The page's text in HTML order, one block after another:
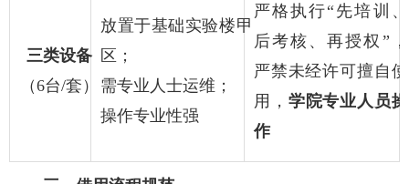
三类设备
（6台/套）
放置于基础实验楼甲
区；
需专业人士运维；
操作专业性强
严格执行“先培训、
后考核、再授权”，
严禁未经许可擅自使
用， 学院专业人员操
作